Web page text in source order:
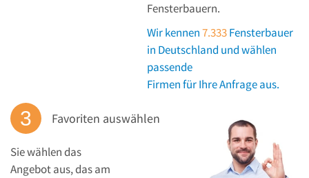
Fensterbauern.
Wir kennen7.333Fensterbauer
in Deutschland und wählen
passende
Firmen für Ihre Anfrage aus.
Favoriten auswählen
Sie wählen das
Angebot aus, das am